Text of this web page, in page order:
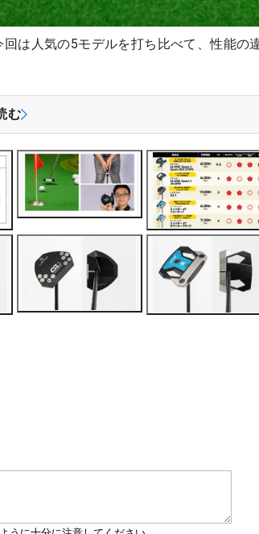
は人気の5モデルを打ち比べて、性能の
む